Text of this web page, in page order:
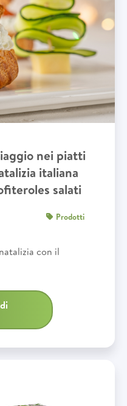
nei piatti
italiana
salati
Prodotti
con il